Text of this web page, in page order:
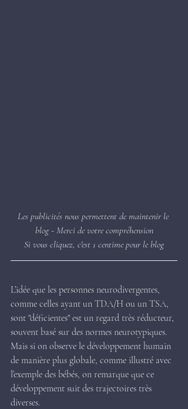
Les publicités nous permettent de maintenir le
blog - Merci de votre compréhension
Si vous cliquez, c'est 1 centime pour le blog
L’idée que les personnes neurodivergentes,
comme celles ayant un TDA/H ou un TSA,
sont "déficientes" est un regard très réducteur,
souvent basé sur des normes neurotypiques.
Mais si on observe le développement humain
de manière plus globale, comme illustré avec
l’exemple des bébés, on remarque que ce
développement suit des trajectoires très
diverses.